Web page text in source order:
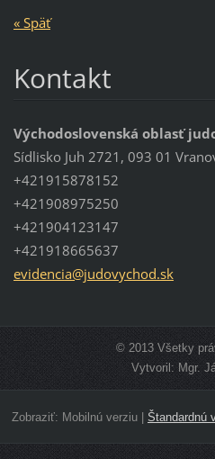
« Späť
Kontakt
Východoslovenská oblasť
Sídlisko Juh 2721, 093 01
+421915878152
+421908975250
+421904123147
+421918665637
evidencia@judovychod.sk
© 2013 Všetky
Vytvoril: Mgr.
Zobraziť: Mobilnú verziu| Štandardnú